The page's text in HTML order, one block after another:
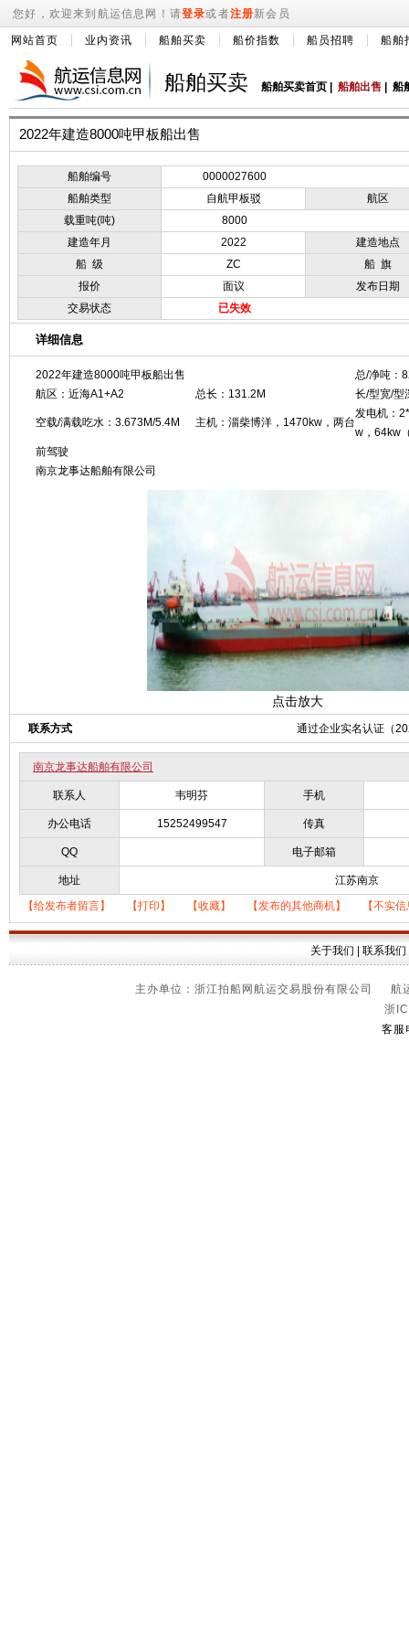
您好，欢迎来到航运信息网！请登录或者注册新会员
网站首页 业内资讯 船舶买卖 船价指数 船员招聘 船舶
船舶买卖 船舶买卖首页 船舶出售 船
2022年建造8000吨甲板船出售
船舶编号
0000027600
船舶类型
自航甲板驳
航区
载重吨(吨)
8000
建造年月
2022
建造地点
船 级
ZC
船 旗
报价
面议
发布日期
交易状态
已失效
详细信息
2022年建造8000吨甲板船出售
总/净吨：
航区：近海A1+A2
总长：131.2M 长/型宽/型
空载/满载吃水：3.673M/5.4M 主机：淄柴博洋，1470kw，两台
发电机：
w，64kw
前驾驶
南京龙事达船舶有限公司
点击放大
联系方式 通过企业实名认证（
南京龙事达船舶有限公司
联系人 韦明芬 手机
办公电话 15252499547 传真
QQ 电子邮箱
地址
江苏南京
【给发布者留言】
【打印】 【收藏】 【发布的其他商机】 【不实
关于我们 联系我们
主办单位：浙江拍船网航运交易股份有限公司
浙
客服